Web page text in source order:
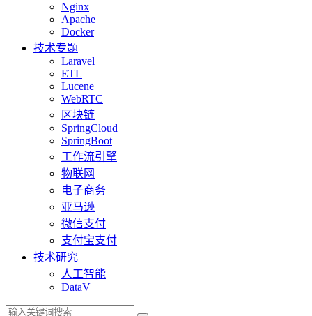
Nginx
Apache
Docker
技术专题
Laravel
ETL
Lucene
WebRTC
区块链
SpringCloud
SpringBoot
工作流引擎
物联网
电子商务
亚马逊
微信支付
支付宝支付
技术研究
人工智能
DataV